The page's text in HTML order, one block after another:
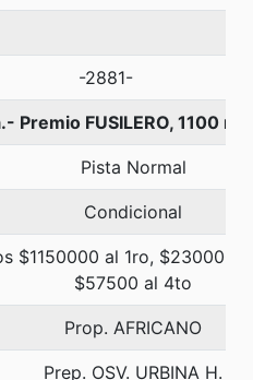
-2881-
Premio FUSILERO, 1100
Pista Normal
Condicional
$1150000 al 1ro, $230000
$57500 al 4to
Prop. AFRICANO
Prep. OSV. URBINA H.